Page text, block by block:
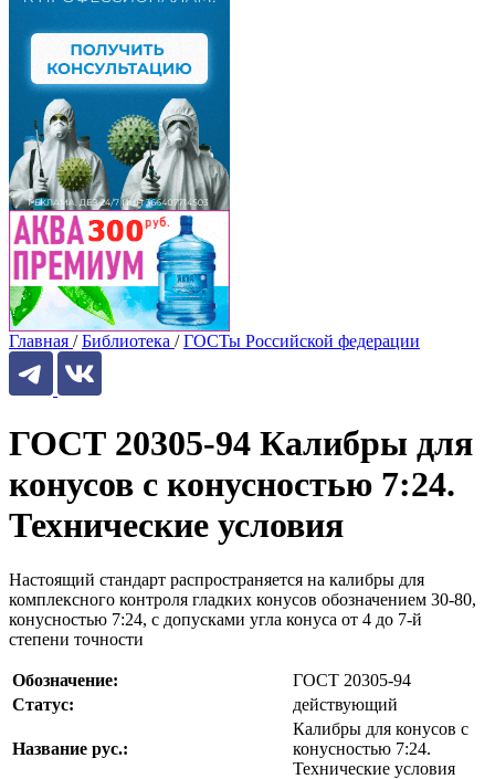
Главная / Библиотека / ГОСТы Российской федерации
ГОСТ 20305-94 Калибры для
конусов с конусностью 7:24.
Технические условия
Настоящий стандарт распространяется на калибры для
комплексного контроля гладких конусов обозначением 30-80,
конусностью 7:24, с допусками угла конуса от 4 до 7-й
степени точности
Обозначение:
ГОСТ 20305-94
Статус:
действующий
Название рус.:
Калибры для конусов с
конусностью 7:24.
Технические условия